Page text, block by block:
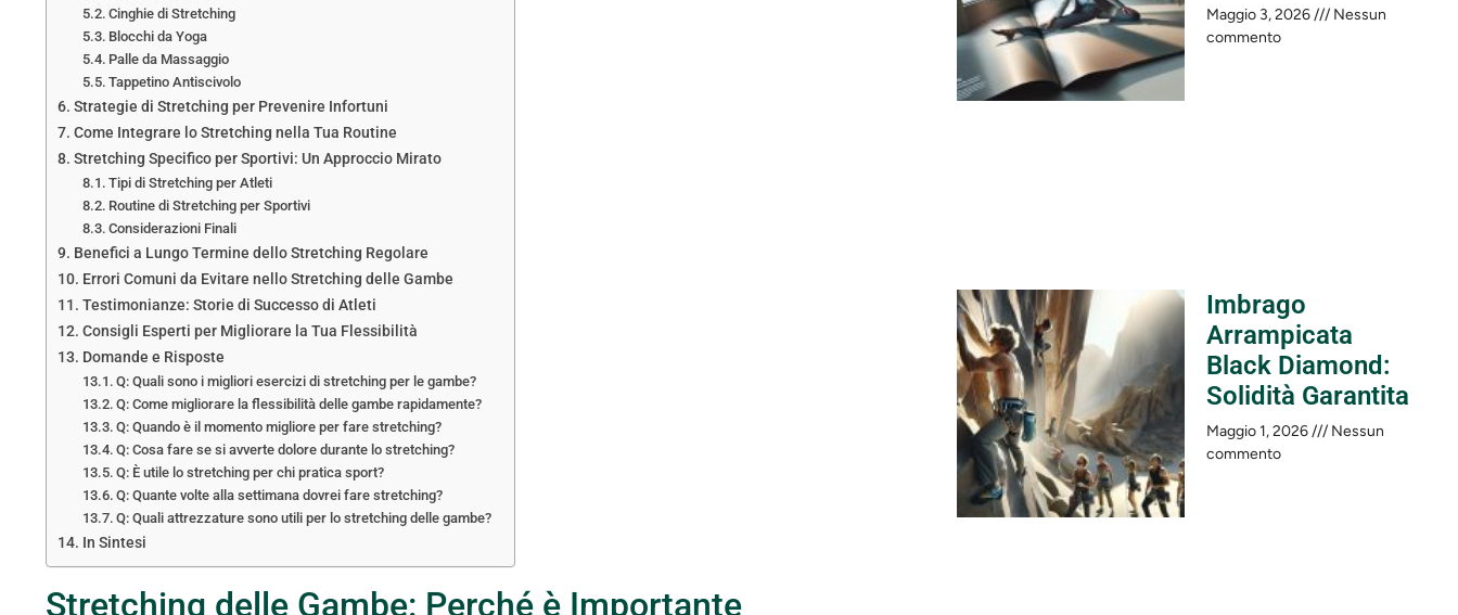
Cinghie di Stretching
Blocchi da Yoga
Palle da Massaggio
Tappetino Antiscivolo
Strategie di Stretching per Prevenire Infortuni
Come Integrare lo Stretching nella Tua Routine
Stretching Specifico per Sportivi: Un Approccio Mirato
Tipi di Stretching per Atleti
Routine di Stretching per Sportivi
Considerazioni Finali
Benefici a Lungo Termine dello Stretching Regolare
Errori Comuni da Evitare nello Stretching delle Gambe
Testimonianze: Storie di Successo di Atleti
Consigli Esperti per Migliorare la Tua Flessibilità
Domande e Risposte
Q: Quali sono i migliori esercizi di stretching per le gambe?
Q: Come migliorare la flessibilità delle gambe rapidamente?
Q: Quando è il momento migliore per fare stretching?
Q: Cosa fare se si avverte dolore durante lo stretching?
Q: È utile lo stretching per chi pratica sport?
Q: Quante volte alla settimana dovrei fare stretching?
Q: Quali attrezzature sono utili per lo stretching delle gambe?
In Sintesi
Stretching delle Gambe: Perché è Importante
Maggio 3, 2026
Nessun
commento
Imbrago
Arrampicata
Black Diamond:
Solidità Garantita
Maggio 1, 2026
Nessun
commento